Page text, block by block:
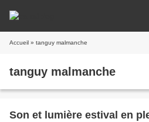
Accueil » tanguy malmanche
tanguy malmanche
Son et lumière estival en